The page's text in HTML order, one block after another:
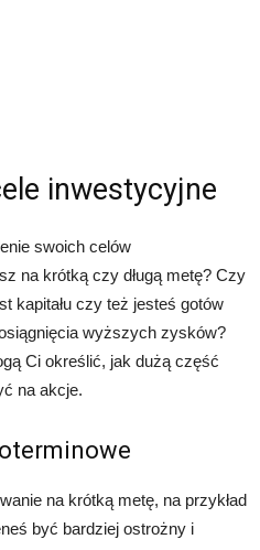
inwestycyjne
swoich celów
na krótką czy długą metę? Czy
kapitału czy też jesteś gotów
wyższych zysków?
Ci określić, jak dużą część
na akcje.
na krótką metę, na przykład
być bardziej ostrożny i